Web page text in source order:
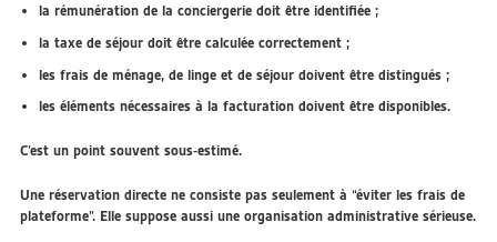
la rémunération de la conciergerie doit être identifiée ;
la taxe de séjour doit être calculée correctement ;
les frais de ménage, de linge et de séjour doivent être distingués ;
les éléments nécessaires à la facturation doivent être disponibles.
C’est un point souvent sous-estimé.
Une réservation directe ne consiste pas seulement à “éviter les frais de
plateforme”. Elle suppose aussi une organisation administrative sérieuse.